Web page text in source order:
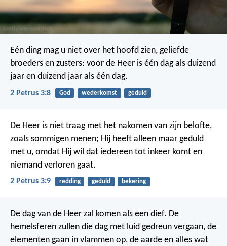
Eén ding mag u niet over het hoofd zien, geliefde
broeders en zusters: voor de Heer is één dag als duizend
jaar en duizend jaar als één dag.
2 Petrus 3:8 God wederkomst geduld
De Heer is niet traag met het nakomen van zijn belofte,
zoals sommigen menen; Hij heeft alleen maar geduld
met u, omdat Hij wil dat iedereen tot inkeer komt en
niemand verloren gaat.
2 Petrus 3:9 redding geduld bekering
De dag van de Heer zal komen als een dief. De
hemelsferen zullen die dag met luid gedreun vergaan, de
elementen gaan in vlammen op, de aarde en alles wat